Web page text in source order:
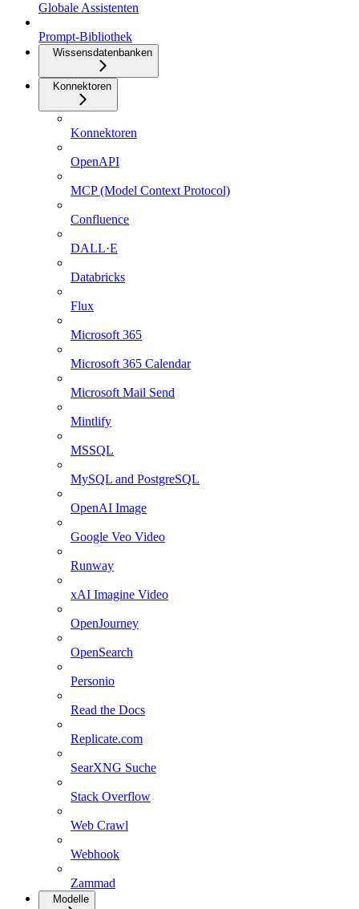
Globale Assistenten
Prompt-Bibliothek
Wissensdatenbanken
Konnektoren
Konnektoren
OpenAPI
MCP (Model Context Protocol)
Confluence
DALL·E
Databricks
Flux
Microsoft 365
Microsoft 365 Calendar
Microsoft Mail Send
Mintlify
MSSQL
MySQL and PostgreSQL
OpenAI Image
Google Veo Video
Runway
xAI Imagine Video
OpenJourney
OpenSearch
Personio
Read the Docs
Replicate.com
SearXNG Suche
Stack Overflow
Web Crawl
Webhook
Zammad
Modelle